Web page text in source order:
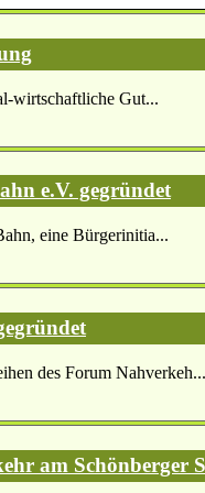
wirtschaftliche Gut...
e.V. gegründet
eine Bürgerinitia...
des Forum Nahverkeh...
am Schönberger